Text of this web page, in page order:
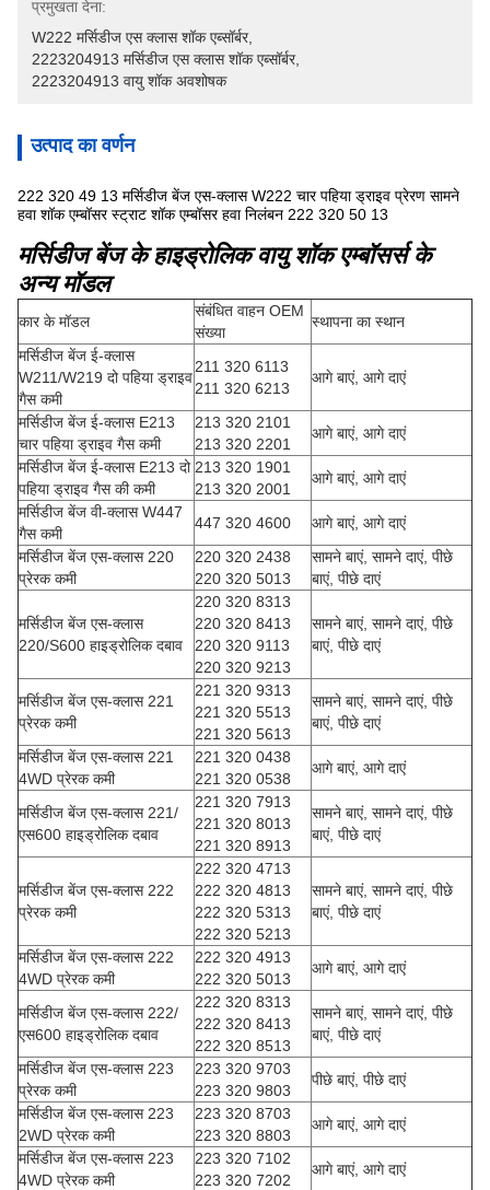
प्रमुखता देना:
W222 मर्सिडीज एस क्लास शॉक एब्सॉर्बर,
2223204913 मर्सिडीज एस क्लास शॉक एब्सॉर्बर,
2223204913 वायु शॉक अवशोषक
उत्पाद का वर्णन
222 320 49 13 मर्सिडीज बेंज एस-क्लास W222 चार पहिया ड्राइव प्रेरण सामने
हवा शॉक एम्बॉसर स्ट्राट शॉक एम्बॉसर हवा निलंबन 222 320 50 13
मर्सिडीज बेंज के हाइड्रोलिक वायु शॉक एम्बॉसर्स के
अन्य मॉडल
कार के मॉडल
संबंधित वाहन OEM
संख्या
स्थापना का स्थान
मर्सिडीज बेंज ई-क्लास
W211/W219 दो पहिया ड्राइव
गैस कमी
211 320 6113
211 320 6213
आगे बाएं, आगे दाएं
मर्सिडीज बेंज ई-क्लास E213
चार पहिया ड्राइव गैस कमी
213 320 2101
213 320 2201
आगे बाएं, आगे दाएं
मर्सिडीज बेंज ई-क्लास E213 दो
पहिया ड्राइव गैस की कमी
213 320 1901
213 320 2001
आगे बाएं, आगे दाएं
मर्सिडीज बेंज वी-क्लास W447
गैस कमी
447 320 4600
आगे बाएं, आगे दाएं
मर्सिडीज बेंज एस-क्लास 220
प्रेरक कमी
220 320 2438
220 320 5013
सामने बाएं, सामने दाएं, पीछे
बाएं, पीछे दाएं
मर्सिडीज बेंज एस-क्लास
220/S600 हाइड्रोलिक दबाव
220 320 8313
220 320 8413
220 320 9113
220 320 9213
सामने बाएं, सामने दाएं, पीछे
बाएं, पीछे दाएं
मर्सिडीज बेंज एस-क्लास 221
प्रेरक कमी
221 320 9313
221 320 5513
221 320 5613
सामने बाएं, सामने दाएं, पीछे
बाएं, पीछे दाएं
मर्सिडीज बेंज एस-क्लास 221
4WD प्रेरक कमी
221 320 0438
221 320 0538
आगे बाएं, आगे दाएं
मर्सिडीज बेंज एस-क्लास 221/
एस600 हाइड्रोलिक दबाव
221 320 7913
221 320 8013
221 320 8913
सामने बाएं, सामने दाएं, पीछे
बाएं, पीछे दाएं
मर्सिडीज बेंज एस-क्लास 222
प्रेरक कमी
222 320 4713
222 320 4813
222 320 5313
222 320 5213
सामने बाएं, सामने दाएं, पीछे
बाएं, पीछे दाएं
मर्सिडीज बेंज एस-क्लास 222
4WD प्रेरक कमी
222 320 4913
222 320 5013
आगे बाएं, आगे दाएं
मर्सिडीज बेंज एस-क्लास 222/
एस600 हाइड्रोलिक दबाव
222 320 8313
222 320 8413
222 320 8513
सामने बाएं, सामने दाएं, पीछे
बाएं, पीछे दाएं
मर्सिडीज बेंज एस-क्लास 223
प्रेरक कमी
223 320 9703
223 320 9803
पीछे बाएं, पीछे दाएं
मर्सिडीज बेंज एस-क्लास 223
2WD प्रेरक कमी
223 320 8703
223 320 8803
आगे बाएं, आगे दाएं
मर्सिडीज बेंज एस-क्लास 223
4WD प्रेरक कमी
223 320 7102
223 320 7202
आगे बाएं, आगे दाएं